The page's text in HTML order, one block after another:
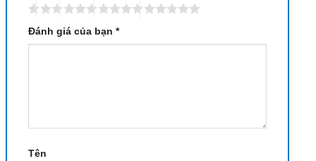
Đánh giá của bạn *
Tên